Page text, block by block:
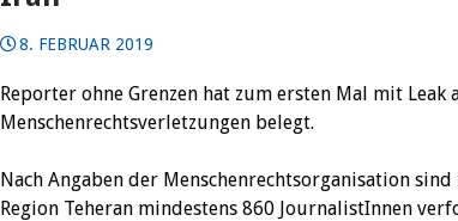
8. FEBRUAR 2019
Reporter ohne Grenzen hat zum ersten Mal mit
Menschenrechtsverletzungen belegt.
Nach Angaben der Menschenrechtsorganisation
Region Teheran mindestens 860 JournalistInnen